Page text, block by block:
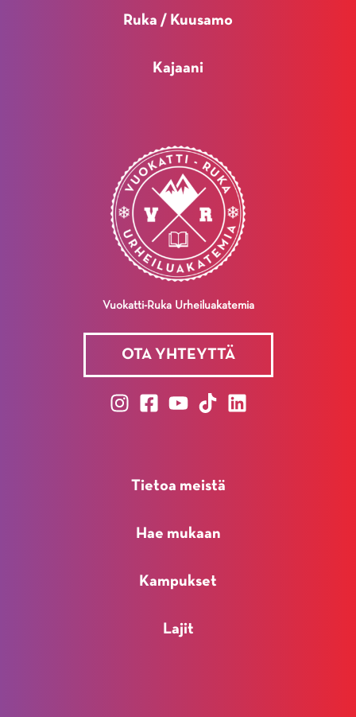
Ruka / Kuusamo
Kajaani
Vuokatti-Ruka Urheiluakatemia
OTA YHTEYTTÄ
Tietoa meistä
Hae mukaan
Kampukset
Lajit